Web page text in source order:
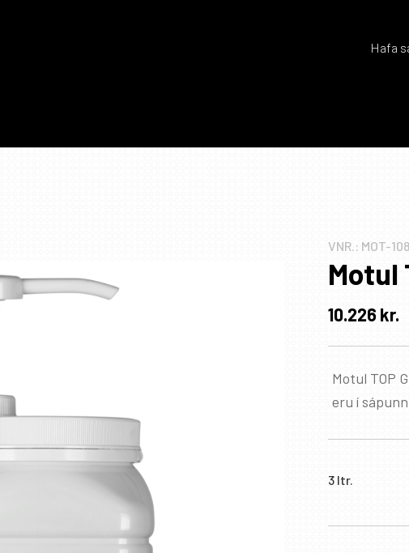
Hafa
Endurheimta lykilorð
VNR.: MOT-
Motul
10.226kr.
Motul TOP
eru í
3 ltr.